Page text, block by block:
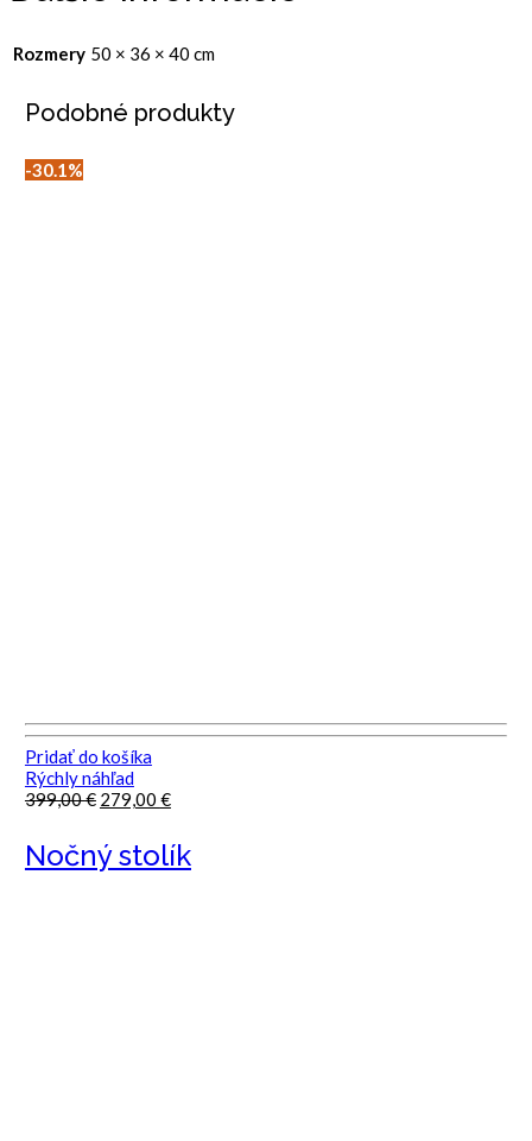
Rozmery 50 × 36 × 40 cm
Podobné produkty
30.1%
Pridať do košíka
Rýchly náhľad
399,00€ Pôvodná
bola:
399,00 €.
279,00 €Aktuálna
je:
279,00 €.
Nočný stolík